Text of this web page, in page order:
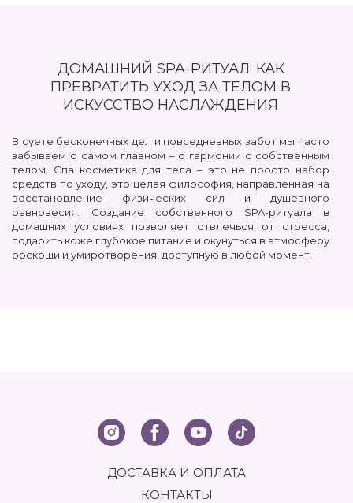
ДОМАШНИЙ SPA-РИТУАЛ: КАК
ПРЕВРАТИТЬ УХОД ЗА ТЕЛОМ В
ИСКУССТВО НАСЛАЖДЕНИЯ
В суете бесконечных дел и повседневных забот мы часто
забываем о самом главном – о гармонии с собственным
телом. Спа косметика для тела – это не просто набор
средств по уходу, это целая философия, направленная на
восстановление физических сил и душевного
равновесия. Создание собственного SPA-ритуала в
домашних условиях позволяет отвлечься от стресса,
подарить коже глубокое питание и окунуться в атмосферу
роскоши и умиротворения, доступную в любой момент.
Ключевое отличие SPA-ухода от обычных гигиенических
процедур заключается в комплексном подходе. Это
его аромата до окружающей обстановки.
учетом этого принципа. Ее формулы обогащены
ДОСТАВКА И ОПЛАТА
КОНТАКТЫ